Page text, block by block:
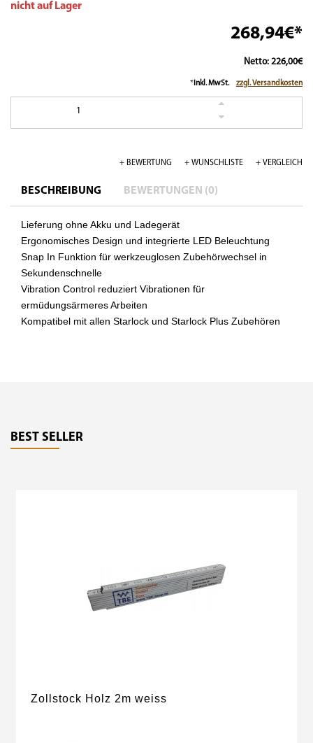
nicht auf Lager
268,94€*
Netto: 226,00€
* Inkl. MwSt. zzgl. Versandkosten
1
+ BEWERTUNG + WUNSCHLISTE + VERGLEICH
BESCHREIBUNG BEWERTUNGEN (0)
Lieferung ohne Akku und Ladegerät
Ergonomisches Design und integrierte LED Beleuchtung
Snap In Funktion für werkzeuglosen Zubehörwechsel in
Sekundenschnelle
Vibration Control reduziert Vibrationen für
ermüdungsärmeres Arbeiten
Kompatibel mit allen Starlock und Starlock Plus Zubehören
BEST SELLER
Zollstock Holz 2m weiss